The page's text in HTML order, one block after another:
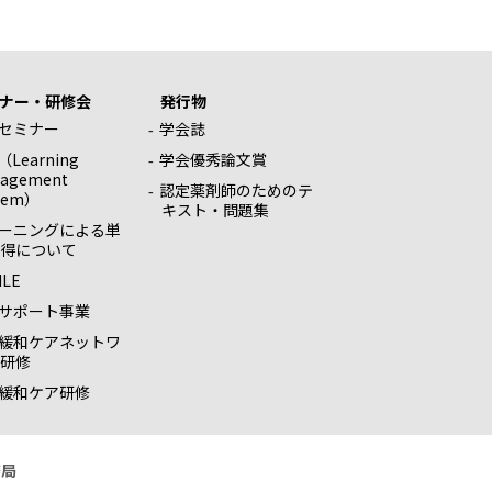
ー・研修会
ミナー
Learning
）
ニングによる単
について
ポート事業
和ケアネットワ
修
和ケア研修
発行物
学会誌
学会優秀論文賞
認定薬剤師のためのテ
キスト・問題集